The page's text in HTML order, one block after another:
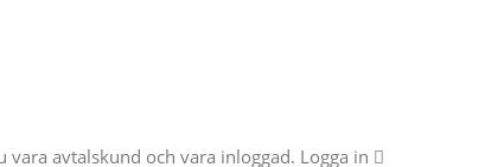
avtalskund och vara inloggad. Logga in